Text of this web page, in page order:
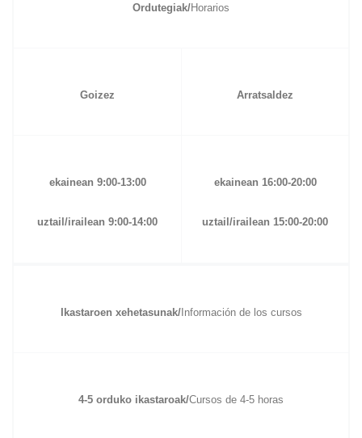
Ordutegiak/Horarios
Goizez Arratsaldez
ekainean 9:00-13:00
uztail/irailean 9:00-14:00
ekainean 16:00-20:00
uztail/irailean 15:00-20:00
Ikastaroen xehetasunak/Información de los cursos
4-5 orduko ikastaroak/Cursos de 4-5 horas